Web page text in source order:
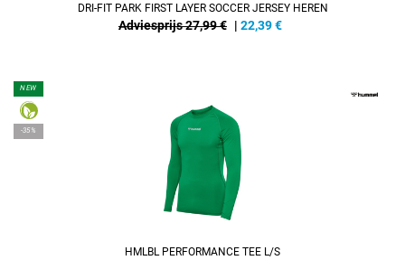
DRI-FIT PARK FIRST LAYER SOCCER JERSEY HEREN
Adviesprijs 27,99 € | 22,39€
NEW
-35%
HMLBL PERFORMANCE TEE L/S